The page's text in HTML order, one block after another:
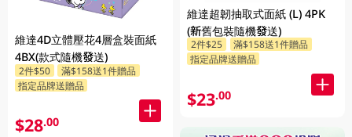
維達4D立體壓花4層盒裝面紙
4BX(款式隨機發送)
2件$50
滿$158送1件贈品
指定品牌送贈品
$28.00
維達超韌抽取式面紙 (L) 4PK
(新舊包裝隨機發送)
2件$25
滿$158送1件贈品
指定品牌送贈品
$23.00